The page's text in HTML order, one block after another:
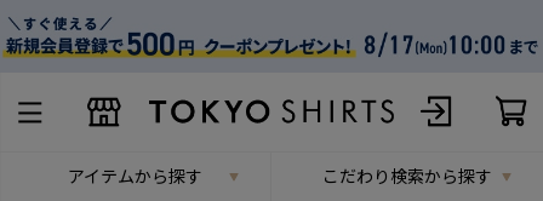
アイテムから探す こだわり検索から探す